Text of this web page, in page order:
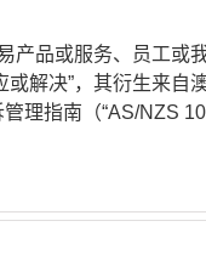
产品或服务、员工或
解决”，其衍生来自
理指南（“AS/NZS